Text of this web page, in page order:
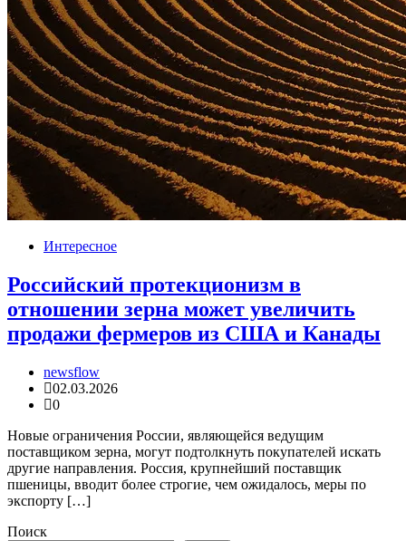
Интересное
Российский протекционизм в
отношении зерна может увеличить
продажи фермеров из США и Канады
newsflow
02.03.2026
0
Новые ограничения России, являющейся ведущим
поставщиком зерна, могут подтолкнуть покупателей искать
другие направления. Россия, крупнейший поставщик
пшеницы, вводит более строгие, чем ожидалось, меры по
экспорту […]
Поиск